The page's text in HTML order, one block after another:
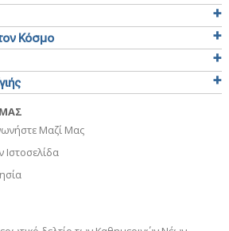
Κόσμο
Μαζί Μας
Ιστοσελίδα